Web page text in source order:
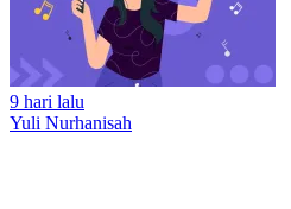
9 hari lalu
Yuli Nurhanisah